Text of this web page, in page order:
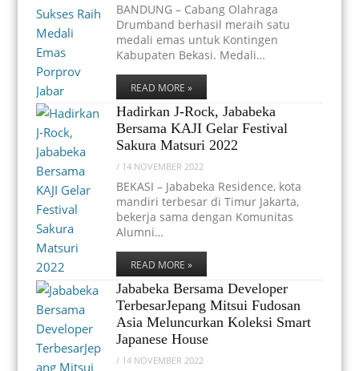
BANDUNG – Cabang Olahraga
Drumband berhasil meraih satu
medali emas untuk Kontingen
Kabupaten Bekasi. Medali…
READ MORE »
Hadirkan J-Rock, Jababeka
Bersama KAJI Gelar Festival
Sakura Matsuri 2022
/ 14 NOVEMBER 2022
BEKASI – Jababeka Residence, kota
mandiri terbesar di Timur Jakarta,
bekerja sama dengan Komunitas
Alumni…
READ MORE »
Jababeka Bersama Developer
TerbesarJepang Mitsui Fudosan
Asia Meluncurkan Koleksi Smart
Japanese House
/ 14 NOVEMBER 2022